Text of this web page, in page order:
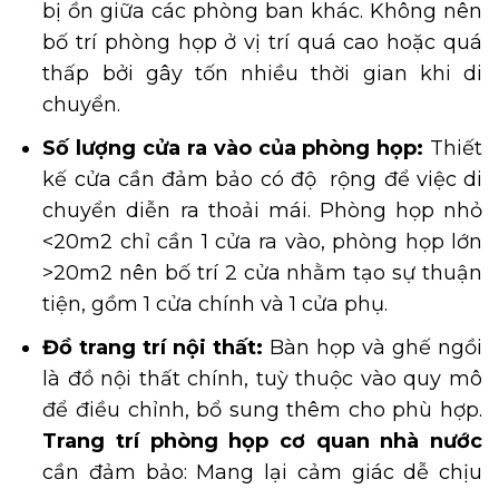
bị ồn giữa các phòng ban khác. Không nên
bố trí phòng họp ở vị trí quá cao hoặc quá
thấp bởi gây tốn nhiều thời gian khi di
chuyển.
Số lượng cửa ra vào của phòng họp: Thiết
kế cửa cần đảm bảo có độ rộng để việc di
chuyển diễn ra thoải mái. Phòng họp nhỏ
<20m2 chỉ cần 1 cửa ra vào, phòng họp lớn
>20m2 nên bố trí 2 cửa nhằm tạo sự thuận
tiện, gồm 1 cửa chính và 1 cửa phụ.
Đồ trang trí nội thất: Bàn họp và ghế ngồi
là đồ nội thất chính, tuỳ thuộc vào quy mô
để điều chỉnh, bổ sung thêm cho phù hợp.
Trang trí phòng họp cơ quan nhà nước
cần đảm bảo: Mang lại cảm giác dễ chịu